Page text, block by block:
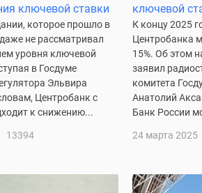
ключевой ставки
которое прошло в
не рассматривал
уровня ключевой
в Госдуме
Эльвира
Центробанк с
к снижению...
13394
ключевой
К концу 2025
Центробанка
15%. Об этом
заявил
комитета
Анатолий
Банк России
24 марта 2025